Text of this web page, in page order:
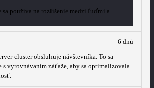
sa používa na rozlíšenie medzi ľuďmi a
cluster obsluhuje návštevníka. To sa
s vyrovnávaním záťaže, aby sa optimalizovala
6 dnů